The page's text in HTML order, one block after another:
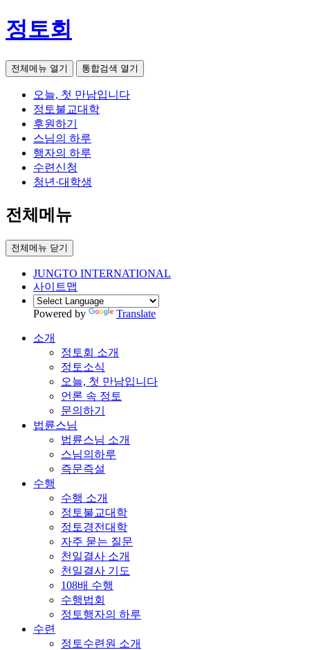
정토회
전체메뉴 열기 통합검색 열기
오늘, 첫 만남입니다
정토불교대학
후원하기
스님의 하루
행자의 하루
수련신청
청년·대학생
전체메뉴
전체메뉴 닫기
JUNGTO INTERNATIONAL
사이트맵
Powered by Translate
소개
정토회 소개
정토소식
오늘, 첫 만남입니다
언론 속 정토
문의하기
법륜스님
법륜스님 소개
스님의하루
즉문즉설
수행
수행 소개
정토불교대학
정토경전대학
자주 묻는 질문
천일결사 소개
천일결사 기도
108배 수행
수행법회
정토행자의 하루
수련
정토수련원 소개